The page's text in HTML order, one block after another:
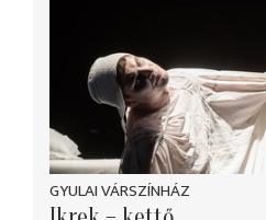
GYULAI VÁRSZÍNHÁZ